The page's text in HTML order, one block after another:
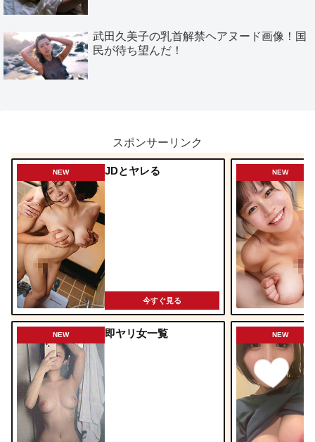
武田久美子の乳首解禁ヘアヌード画像！国
民が待ち望んだ！
スポンサーリンク
NEW JDとヤレる
今すぐ見る
NEW 即ヤリ女一覧
NEW
NEW